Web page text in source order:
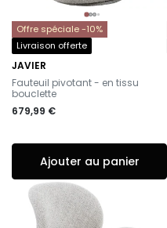
Offre spéciale -10%
Livraison offerte
JAVIER
-
Fauteuil pivotant - en tissu
bouclette
679,99 €
Ajouter au panier